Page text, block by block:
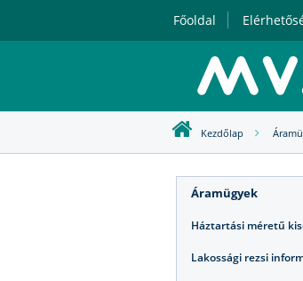
Főoldal
Kezdőlap
Áramügyek
Háztartási méretű
Lakossági rezsi